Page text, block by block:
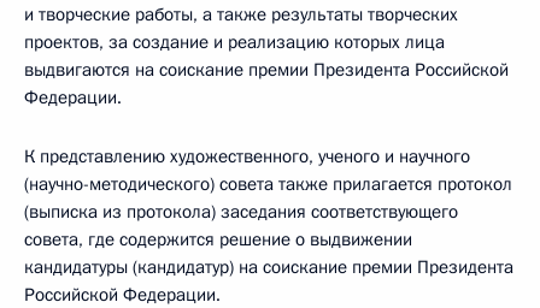
и творческие работы, а также результаты творческих
проектов, за создание и реализацию которых лица
выдвигаются на соискание премии Президента Российской
Федерации.
К представлению художественного, ученого и научного
(научно-методического) совета также прилагается протокол
(выписка из протокола) заседания соответствующего
совета, где содержится решение о выдвижении
кандидатуры (кандидатур) на соискание премии Президента
Российской Федерации.